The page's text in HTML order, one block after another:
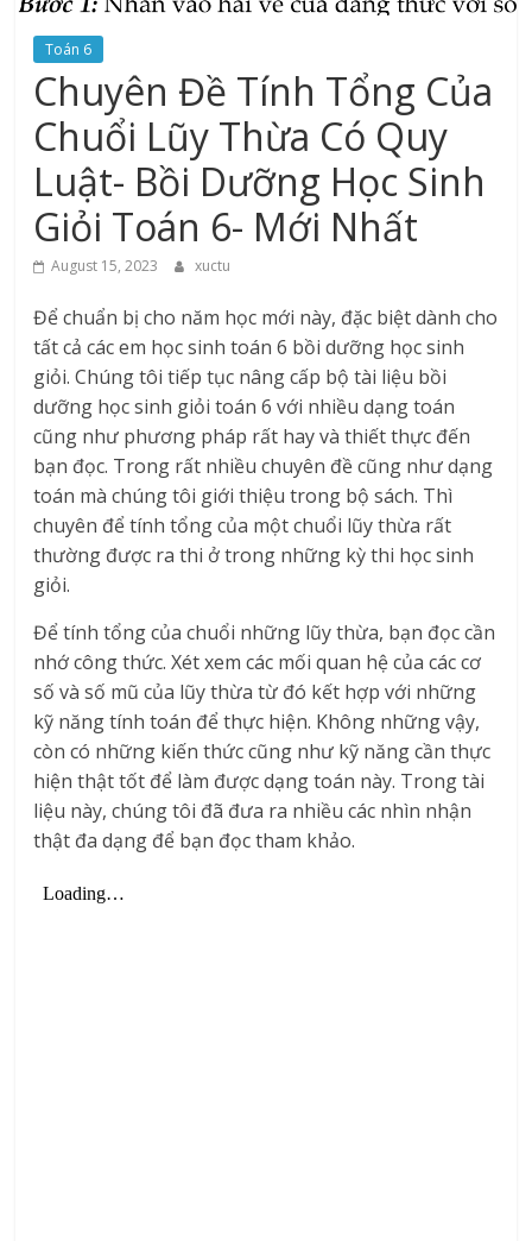
Toán 6
Chuyên Đề Tính Tổng Của
Chuổi Lũy Thừa Có Quy
Luật- Bồi Dưỡng Học Sinh
Giỏi Toán 6- Mới Nhất
August 15, 2023 xuctu
Để chuẩn bị cho năm học mới này, đặc biệt dành cho
tất cả các em học sinh toán 6 bồi dưỡng học sinh
giỏi. Chúng tôi tiếp tục nâng cấp bộ tài liệu bồi
dưỡng học sinh giỏi toán 6 với nhiều dạng toán
cũng như phương pháp rất hay và thiết thực đến
bạn đọc. Trong rất nhiều chuyên đề cũng như dạng
toán mà chúng tôi giới thiệu trong bộ sách. Thì
chuyên để tính tổng của một chuổi lũy thừa rất
thường được ra thi ở trong những kỳ thi học sinh
giỏi.
Để tính tổng của chuổi những lũy thừa, bạn đọc cần
nhớ công thức. Xét xem các mối quan hệ của các cơ
số và số mũ của lũy thừa từ đó kết hợp với những
kỹ năng tính toán để thực hiện. Không những vậy,
còn có những kiến thức cũng như kỹ năng cần thực
hiện thật tốt để làm được dạng toán này. Trong tài
liệu này, chúng tôi đã đưa ra nhiều các nhìn nhận
thật đa dạng để bạn đọc tham khảo.